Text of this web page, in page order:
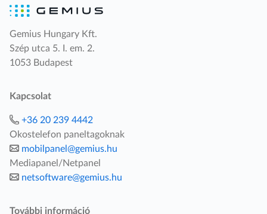
Gemius Hungary Kft.
Szép utca 5. I. em. 2.
1053 Budapest
Kapcsolat
+36 20 239 4442
Okostelefon paneltagoknak
mobilpanel@gemius.hu
Mediapanel/Netpanel
netsoftware@gemius.hu
További információ